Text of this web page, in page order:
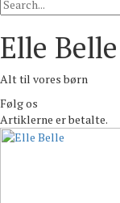
Elle Belle
Alt til vores børn
Følg os